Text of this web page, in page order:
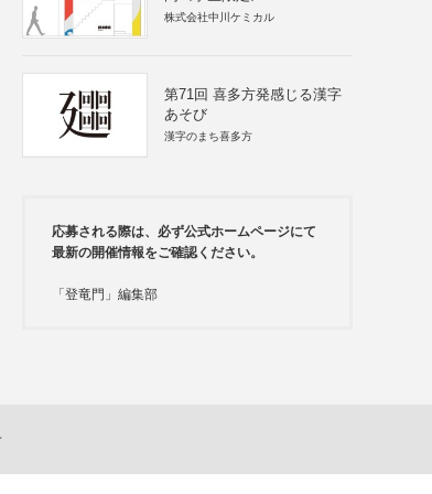
株式会社中川ケミカル
第71回 喜多方発感じる漢字
あそび
漢字のまち喜多方
応募される際は、必ず公式ホームページにて
最新の開催情報をご確認ください。
「登竜門」編集部